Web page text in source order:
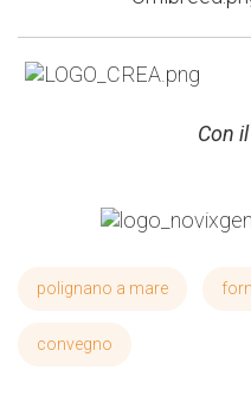
Con
polignano a mare
convegno